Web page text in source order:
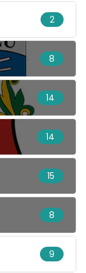
2
8
14
14
15
8
9